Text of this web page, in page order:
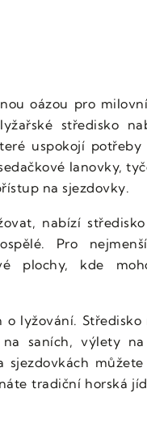
oázou pro
středisko
uspokojí potřeby
lanovky,
na sjezdovky.
nabízí
Pro
plochy, kde
o lyžování.
saních, výlety na
sjezdovkách
tradiční horská